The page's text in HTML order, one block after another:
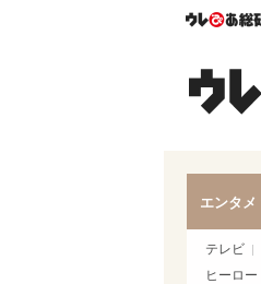
エンタメ
テレビ
ヒーロー